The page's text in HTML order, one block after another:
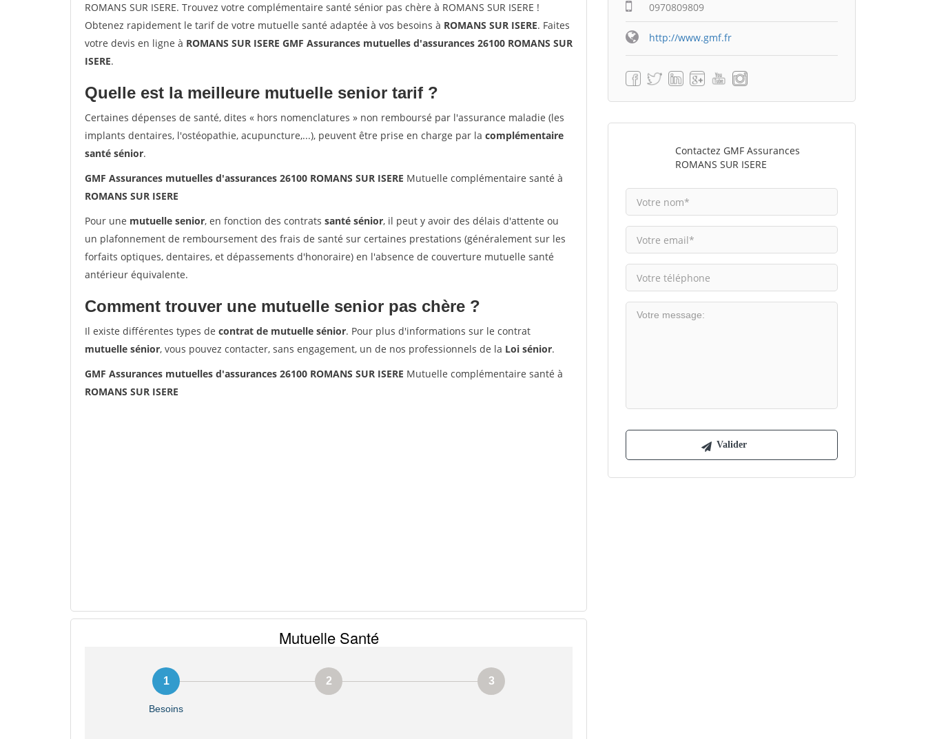
ROMANS SUR ISERE. Trouvez votre complémentaire santé sénior pas chère à ROMANS SUR ISERE !
Obtenez rapidement le tarif de votre mutuelle santé adaptée à vos besoins à ROMANS SUR ISERE. Faites
votre devis en ligne à ROMANS SUR ISERE GMF Assurances mutuelles d'assurances 26100 ROMANS SUR
ISERE.
Quelle est la meilleure mutuelle senior tarif ?
Certaines dépenses de santé, dites « hors nomenclatures » non remboursé par l'assurance maladie (les
implants dentaires, l'ostéopathie, acupuncture,...), peuvent être prise en charge par la complémentaire
santé sénior.
GMF Assurances mutuelles d'assurances 26100 ROMANS SUR ISERE Mutuelle complémentaire santé à
ROMANS SUR ISERE
Pour une mutuelle senior, en fonction des contrats santé sénior, il peut y avoir des délais d'attente ou
un plafonnement de remboursement des frais de santé sur certaines prestations (généralement sur les
forfaits optiques, dentaires, et dépassements d'honoraire) en l'absence de couverture mutuelle santé
antérieur équivalente.
Comment trouver une mutuelle senior pas chère ?
Il existe différentes types de contrat de mutuelle sénior. Pour plus d'informations sur le contrat
mutuelle sénior, vous pouvez contacter, sans engagement, un de nos professionnels de la Loi sénior.
GMF Assurances mutuelles d'assurances 26100 ROMANS SUR ISERE Mutuelle complémentaire santé à
ROMANS SUR ISERE
0970809809
http://www.gmf.fr
Contactez GMF Assurances
ROMANS SUR ISERE